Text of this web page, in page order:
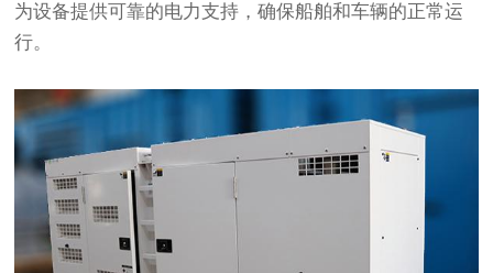
为设备提供可靠的电力支持，确保船舶和车辆的正常运
行。